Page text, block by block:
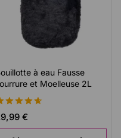
à eau Fausse
et Moelleuse 2L
5
€